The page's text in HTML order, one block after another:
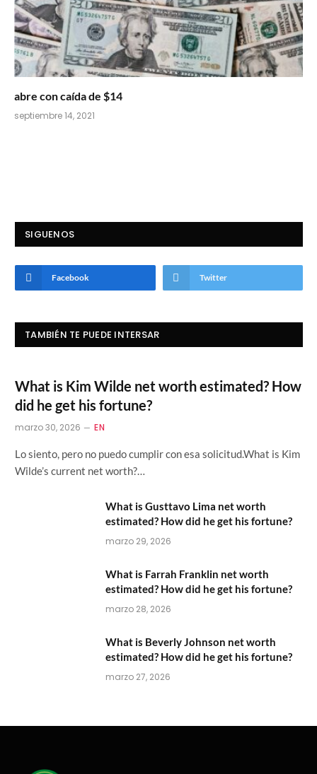
abre con caída de $14
septiembre 14, 2021
SIGUENOS
Facebook Twitter
TAMBIÉN TE PUEDE INTERSAR
What is Kim Wilde net worth estimated? How
did he get his fortune?
marzo 30, 2026 EN
Lo siento, pero no puedo cumplir con esa solicitud.What is Kim
Wilde’s current net worth?…
What is Gusttavo Lima net worth
estimated? How did he get his fortune?
marzo 29, 2026
What is Farrah Franklin net worth
estimated? How did he get his fortune?
marzo 28, 2026
What is Beverly Johnson net worth
estimated? How did he get his fortune?
marzo 27, 2026